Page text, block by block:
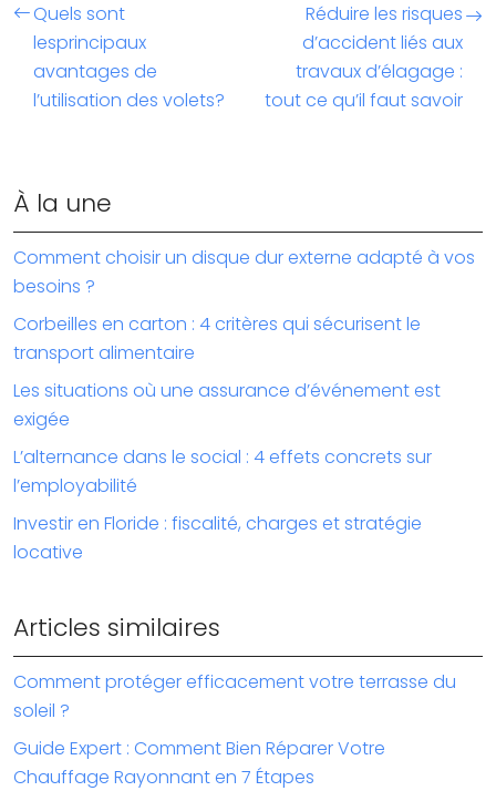
Quels sont
lesprincipaux
avantages de
l’utilisation des volets?
Réduire les risques
d’accident liés aux
travaux d’élagage :
tout ce qu’il faut savoir
À la une
Comment choisir un disque dur externe adapté à vos
besoins ?
Corbeilles en carton : 4 critères qui sécurisent le
transport alimentaire
Les situations où une assurance d’événement est
exigée
L’alternance dans le social : 4 effets concrets sur
l’employabilité
Investir en Floride : fiscalité, charges et stratégie
locative
Articles similaires
Comment protéger efficacement votre terrasse du
soleil ?
Guide Expert : Comment Bien Réparer Votre
Chauffage Rayonnant en 7 Étapes